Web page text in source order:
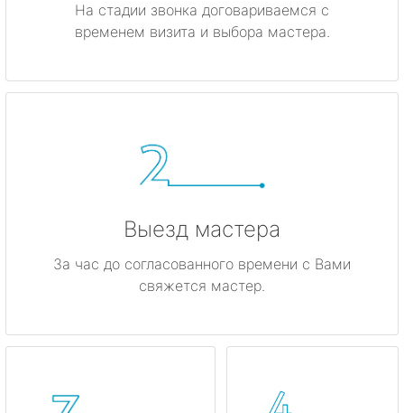
На стадии звонка договариваемся с
временем визита и выбора мастера.
Выезд мастера
За час до согласованного времени с Вами
свяжется мастер.